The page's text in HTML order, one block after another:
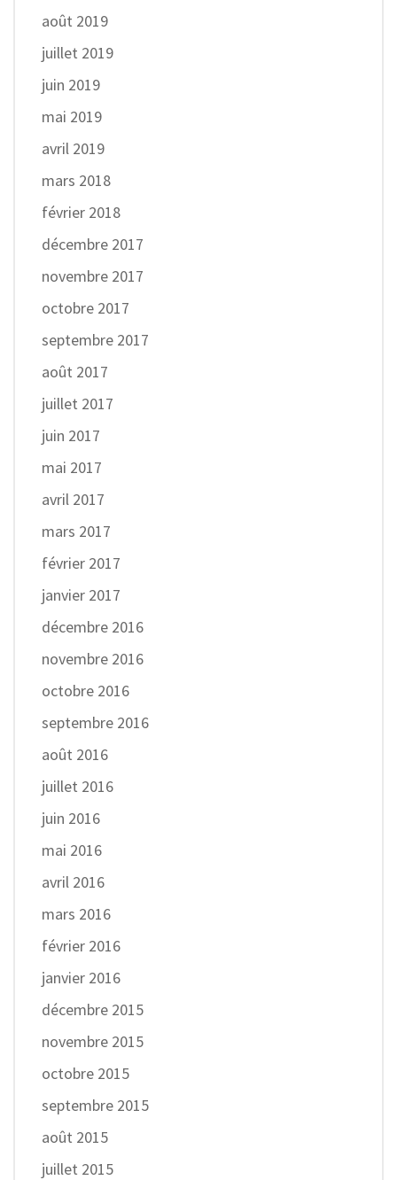
août 2019
juillet 2019
juin 2019
mai 2019
avril 2019
mars 2018
février 2018
décembre 2017
novembre 2017
octobre 2017
septembre 2017
août 2017
juillet 2017
juin 2017
mai 2017
avril 2017
mars 2017
février 2017
janvier 2017
décembre 2016
novembre 2016
octobre 2016
septembre 2016
août 2016
juillet 2016
juin 2016
mai 2016
avril 2016
mars 2016
février 2016
janvier 2016
décembre 2015
novembre 2015
octobre 2015
septembre 2015
août 2015
juillet 2015